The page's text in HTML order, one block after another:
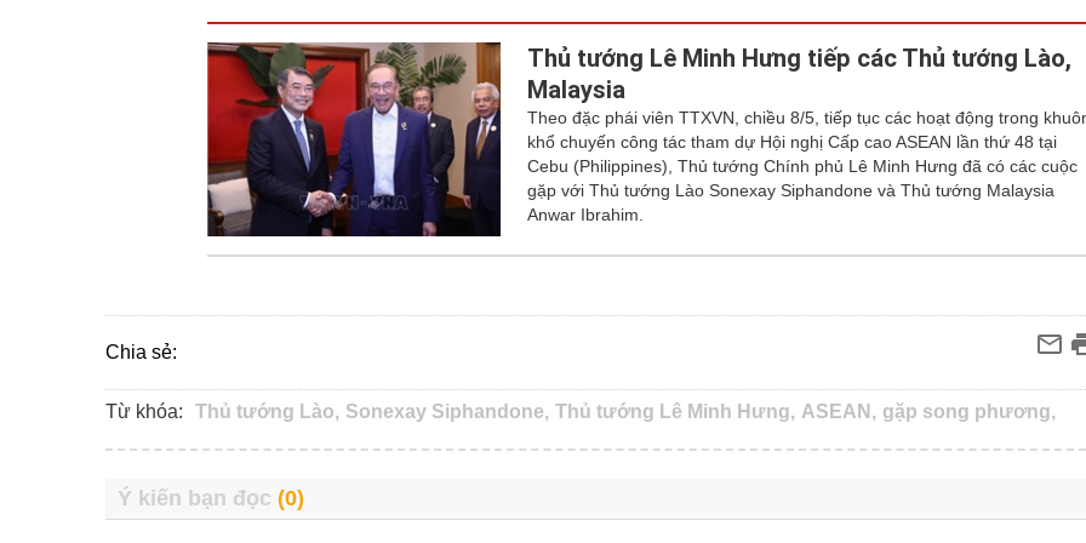
Thủ tướng Lê Minh Hưng tiếp các Thủ tướng Lào,
Malaysia
Theo đặc phái viên TTXVN, chiều 8/5, tiếp tục các hoạt động trong
khổ chuyến công tác tham dự Hội nghị Cấp cao ASEAN lần thứ 48 tại
Cebu (Philippines), Thủ tướng Chính phủ Lê Minh Hưng đã có các cuộc
gặp với Thủ tướng Lào Sonexay Siphandone và Thủ tướng Malaysia
Anwar Ibrahim.
Chia sẻ:
Từ khóa: Thủ tướng Lào, Sonexay Siphandone, Thủ tướng Lê Minh Hưng, ASEAN, gặp song phương,